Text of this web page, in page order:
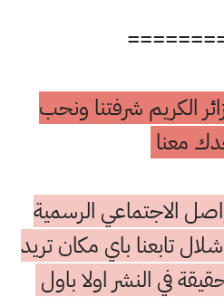
الكريم شرفتنا ونحب
معنا
الاجتماعي الرسمية
تابعنا باي مكان تريد
في النشر اولا باول